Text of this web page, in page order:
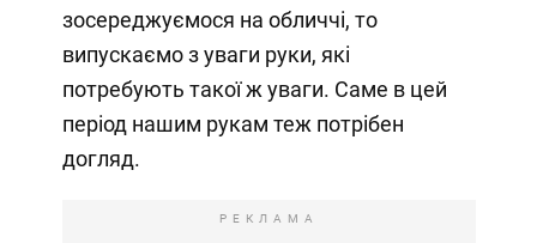
зосереджуємося на обличчі, то
випускаємо з уваги руки, які
потребують такої ж уваги. Саме в цей
період нашим рукам теж потрібен
догляд.
РЕКЛАМА